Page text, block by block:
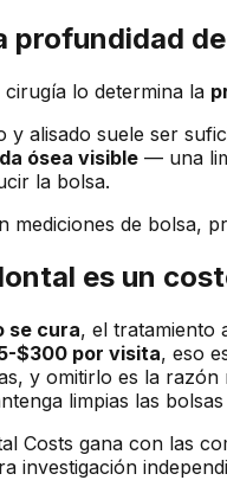
profundidad
lo determina la
alisado suele ser
ósea visible — una
la bolsa.
mediciones de bolsa,
es un
se cura, el tratamiento
$300 por visita, eso
y omitirlo es la
limpias las
Costs gana con las
investigación